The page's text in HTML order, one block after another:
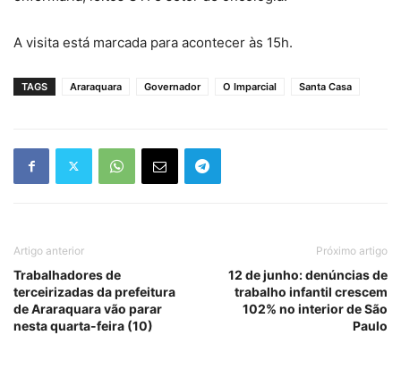
A visita está marcada para acontecer às 15h.
TAGS Araraquara Governador O Imparcial Santa Casa
Artigo anterior
Trabalhadores de
terceirizadas da prefeitura
de Araraquara vão parar
nesta quarta-feira (10)
Próximo artigo
12 de junho: denúncias de
trabalho infantil crescem
102% no interior de São
Paulo